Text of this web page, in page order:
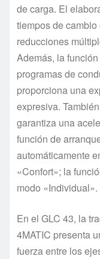
de carga. El
tiempos de
reducciones
Además, la
programas de
proporciona una
expresiva.
garantiza una
función de
automáticamente
«Confort»; la
modo «Individual».
En el GLC 43, la
4MATIC presenta
fuerza entre los